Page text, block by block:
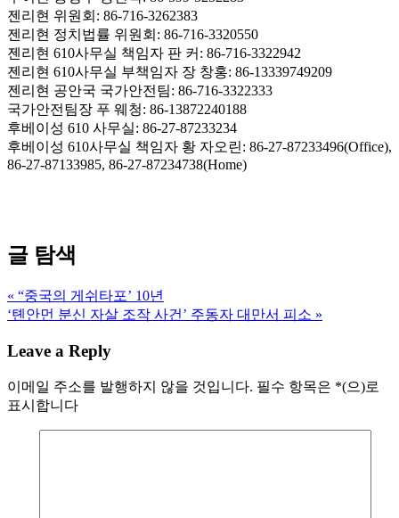
젠리현 위원회: 86-716-3262383
젠리현 정치법률 위원회: 86-716-3320550
젠리현 610사무실 책임자 판 커: 86-716-3322942
젠리현 610사무실 부책임자 장 창홍: 86-13339749209
젠리현 공안국 국가안전팀: 86-716-3322333
국가안전팀장 푸 웨청: 86-13872240188
후베이성 610 사무실: 86-27-87233234
후베이성 610사무실 책임자 황 자오린: 86-27-87233496(Office),
86-27-87133985, 86-27-87234738(Home)
글 탐색
« “중국의 게쉬타포’ 10년
‘톈안먼 분신 자살 조작 사건’ 주동자 대만서 피소 »
Leave a Reply
이메일 주소를 발행하지 않을 것입니다. 필수 항목은 *(으)로
표시합니다